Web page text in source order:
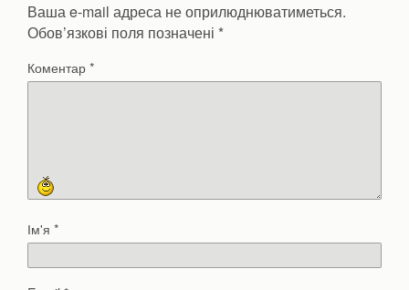
Ваша e-mail адреса не оприлюднюватиметься.
Обов’язкові поля позначені *
Коментар*
Ім'я *